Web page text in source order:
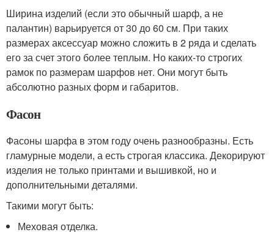
Ширина изделий (если это обычный шарф, а не
палантин) варьируется от 30 до 60 см. При таких
размерах аксессуар можно сложить в 2 ряда и сделать
его за счет этого более теплым. Но каких-то строгих
рамок по размерам шарфов нет. Они могут быть
абсолютно разных форм и габаритов.
Фасон
Фасоны шарфа в этом году очень разнообразны. Есть
гламурные модели, а есть строгая классика. Декорируют
изделия не только принтами и вышивкой, но и
дополнительными деталями.
Такими могут быть:
Меховая отделка.